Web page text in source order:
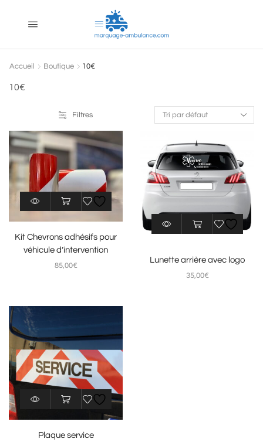
Accueil Boutique 10€
10€
Filtres
Kit Chevrons adhésifs pour
véhicule d’intervention
85,00€
Lunette arrière avec logo
35,00€
Plaque service